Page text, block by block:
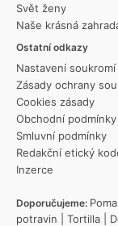
Svět ženy
Naše krásná
Ostatní odkazy
Nastavení soukromí
Zásady ochrany
Cookies zásady
Obchodní podmínky
Smluvní podmínky
Redakční etický
Inzerce
Doporučujeme:
potravin
Tortilla